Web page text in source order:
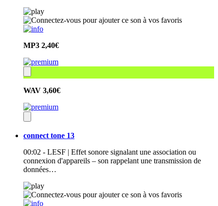
MP3 2,40€
WAV 3,60€
connect tone 13
00:02 - LESF | Effet sonore signalant une association ou
connexion d'appareils – son rappelant une transmission de
données…